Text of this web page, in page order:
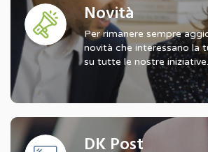
Novità
Per rimanere sempre
novità che interessano la
su tutte le nostre iniziative.
DK Post